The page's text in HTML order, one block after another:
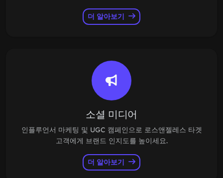
더 알아보기
소셜 미디어
인플루언서 마케팅 및 UGC 캠페인으로 로스앤젤레스 타겟
고객에게 브랜드 인지도를 높이세요.
더 알아보기